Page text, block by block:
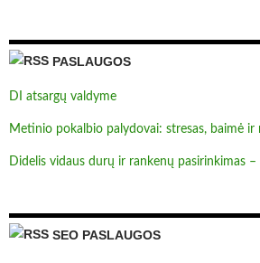
PASLAUGOS
DI atsargų valdyme
Metinio pokalbio palydovai: stresas, baimė ir
Didelis vidaus durų ir rankenų pasirinkimas –
SEO PASLAUGOS